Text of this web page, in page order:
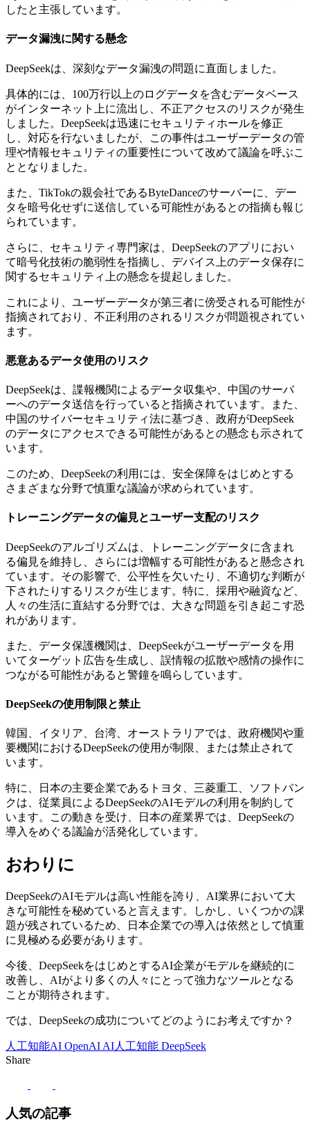
したと主張しています。
データ漏洩に関する懸念
DeepSeekは、深刻なデータ漏洩の問題に直面しました。
具体的には、100万行以上のログデータを含むデータベース
がインターネット上に流出し、不正アクセスのリスクが発生
しました。DeepSeekは迅速にセキュリティホールを修正
し、対応を行ないましたが、この事件はユーザーデータの管
理や情報セキュリティの重要性について改めて議論を呼ぶこ
ととなりました。
また、TikTokの親会社であるByteDanceのサーバーに、デー
タを暗号化せずに送信している可能性があるとの指摘も報じ
られています。
さらに、セキュリティ専門家は、DeepSeekのアプリにおい
て暗号化技術の脆弱性を指摘し、デバイス上のデータ保存に
関するセキュリティ上の懸念を提起しました。
これにより、ユーザーデータが第三者に傍受される可能性が
指摘されており、不正利用のされるリスクが問題視されてい
ます。
悪意あるデータ使用のリスク
DeepSeekは、諜報機関によるデータ収集や、中国のサーバ
ーへのデータ送信を行っていると指摘されています。また、
中国のサイバーセキュリティ法に基づき、政府がDeepSeek
のデータにアクセスできる可能性があるとの懸念も示されて
います。
このため、DeepSeekの利用には、安全保障をはじめとする
さまざまな分野で慎重な議論が求められています。
トレーニングデータの偏見とユーザー支配のリスク
DeepSeekのアルゴリズムは、トレーニングデータに含まれ
る偏見を維持し、さらには増幅する可能性があると懸念され
ています。その影響で、公平性を欠いたり、不適切な判断が
下されたりするリスクが生じます。特に、採用や融資など、
人々の生活に直結する分野では、大きな問題を引き起こす恐
れがあります。
また、データ保護機関は、DeepSeekがユーザーデータを用
いてターゲット広告を生成し、誤情報の拡散や感情の操作に
つながる可能性があると警鐘を鳴らしています。
DeepSeekの使用制限と禁止
韓国、イタリア、台湾、オーストラリアでは、政府機関や重
要機関におけるDeepSeekの使用が制限、または禁止されて
います。
特に、日本の主要企業であるトヨタ、三菱重工、ソフトバン
クは、従業員によるDeepSeekのAIモデルの利用を制約して
います。この動きを受け、日本の産業界では、DeepSeekの
導入をめぐる議論が活発化しています。
おわりに
DeepSeekのAIモデルは高い性能を誇り、AI業界において大
きな可能性を秘めていると言えます。しかし、いくつかの課
題が残されているため、日本企業での導入は依然として慎重
に見極める必要があります。
今後、DeepSeekをはじめとするAI企業がモデルを継続的に
改善し、AIがより多くの人々にとって強力なツールとなる
ことが期待されます。
では、DeepSeekの成功についてどのようにお考えですか？
人工知能AI OpenAI AI人工知能 DeepSeek
Share
人気の記事